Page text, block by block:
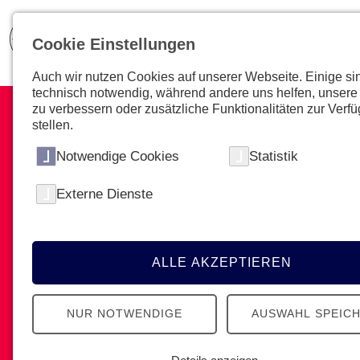
Selbstständig sein und
bleiben
Wir helfen Ihnen im zunehmenden Alter
Ihre Selbstständigkeit im Alltag zu
Cookie Einstellungen
Auch wir nutzen Cookies auf unserer Webseite. Einige
technisch notwendig, während andere uns helfen,
zu verbessern oder zusätzliche Funktionalitäten zur
stellen.
Notwendige Cookies Statistik
Externe Dienste
ALLE AKZEPTIEREN
NUR NOTWENDIGE AUSWAHL